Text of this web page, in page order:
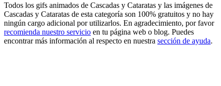
Todos los gifs animados de Cascadas y Cataratas y las imágenes de
Cascadas y Cataratas de esta categoría son 100% gratuitos y no hay
ningún cargo adicional por utilizarlos. En agradecimiento, por favor
recomienda nuestro servicio en tu página web o blog. Puedes
encontrar más información al respecto en nuestra sección de ayuda.